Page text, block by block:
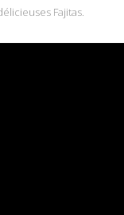
Fajitas.